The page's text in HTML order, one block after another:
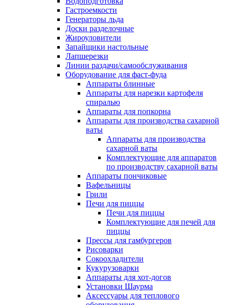
Гастроемкости
Генераторы льда
Доски разделочные
Жироуловители
Запайщики настольные
Лапшерезки
Линии раздачи/самообслуживания
Оборудование для фаст-фуда
Аппараты блинные
Аппараты для нарезки картофеля
спиралью
Аппараты для попкорна
Аппараты для производства сахарной
ваты
Аппараты для производства
сахарной ваты
Комплектующие для аппаратов
по производству сахарной ваты
Аппараты пончиковые
Вафельницы
Грили
Печи для пиццы
Печи для пиццы
Комплектующие для печей для
пиццы
Прессы для гамбургеров
Рисоварки
Сокоохладители
Кукурузоварки
Аппараты для хот-догов
Установки Шаурма
Аксессуары для теплового